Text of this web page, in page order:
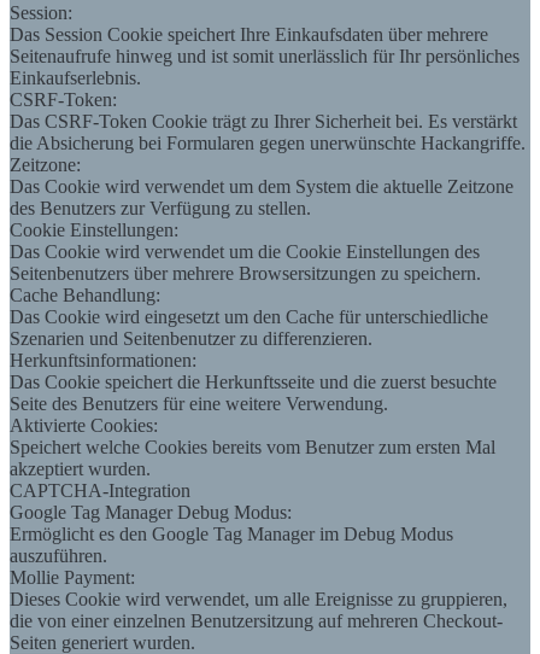
Session:
Das Session Cookie speichert Ihre Einkaufsdaten über mehrere
Seitenaufrufe hinweg und ist somit unerlässlich für Ihr persönliches
Einkaufserlebnis.
CSRF-Token:
Das CSRF-Token Cookie trägt zu Ihrer Sicherheit bei. Es verstärkt
die Absicherung bei Formularen gegen unerwünschte Hackangriffe.
Zeitzone:
Das Cookie wird verwendet um dem System die aktuelle Zeitzone
des Benutzers zur Verfügung zu stellen.
Cookie Einstellungen:
Das Cookie wird verwendet um die Cookie Einstellungen des
Seitenbenutzers über mehrere Browsersitzungen zu speichern.
Cache Behandlung:
Das Cookie wird eingesetzt um den Cache für unterschiedliche
Szenarien und Seitenbenutzer zu differenzieren.
Herkunftsinformationen:
Das Cookie speichert die Herkunftsseite und die zuerst besuchte
Seite des Benutzers für eine weitere Verwendung.
Aktivierte Cookies:
Speichert welche Cookies bereits vom Benutzer zum ersten Mal
akzeptiert wurden.
CAPTCHA-Integration
Google Tag Manager Debug Modus:
Ermöglicht es den Google Tag Manager im Debug Modus
auszuführen.
Mollie Payment:
Dieses Cookie wird verwendet, um alle Ereignisse zu gruppieren,
die von einer einzelnen Benutzersitzung auf mehreren Checkout-
Seiten generiert wurden.